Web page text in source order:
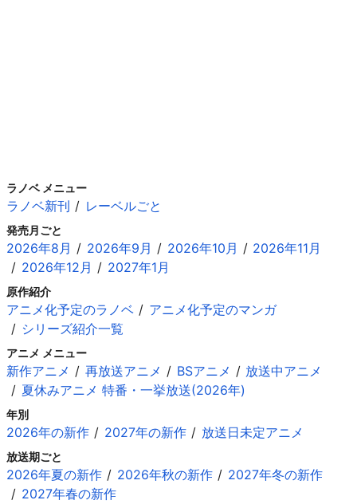
ラノベ メニュー
ラノベ新刊 レーベルごと
発売月ごと
2026年8月 2026年9月 2026年10月
2026年11月
2026年12月
2027年1月
原作紹介
アニメ化予定のラノベ
アニメ化予定のマンガ
シリーズ紹介一覧
アニメ メニュー
新作アニメ 再放送アニメ BSアニメ
放送中アニメ
夏休みアニメ 特番・一挙放送(2026年)
年別
2026年の新作 2027年の新作 放送日未定アニメ
放送期ごと
2026年夏の新作 2026年秋の新作
2027年冬の新作
2027年春の新作